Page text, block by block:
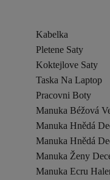
Kabelka
Pletene Saty
Koktejlove Saty
Taska Na Laptop
Pracovni Boty
Manuka Béžová
Manuka Hnědá
Manuka Hnědá
Manuka Ženy
Manuka Ecru